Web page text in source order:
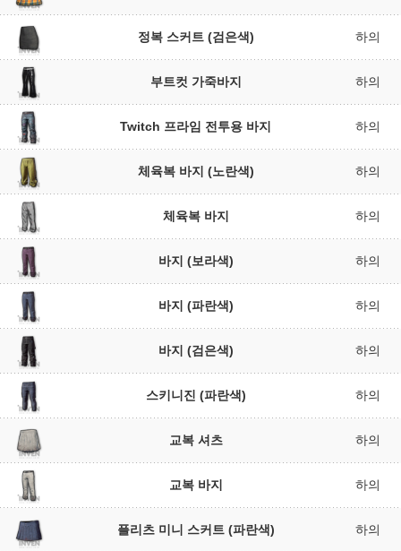
정복 스커트 (검은색) 하의
부트컷 가죽바지 하의
Twitch 프라임 전투용 바지 하의
체육복 바지 (노란색) 하의
체육복 바지 하의
바지 (보라색) 하의
바지 (파란색) 하의
바지 (검은색) 하의
스키니진 (파란색) 하의
교복 셔츠 하의
교복 바지 하의
플리츠 미니 스커트 (파란색) 하의